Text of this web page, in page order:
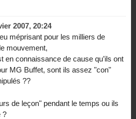
2007, 20:24
méprisant pour les milliers de
mouvement,
en connaissance de cause qu’ils ont
MG Buffet, sont ils assez "con"
??
de leçon" pendant le temps ou ils
?